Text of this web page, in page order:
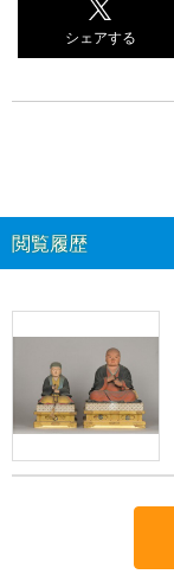
シェアする
閲覧履歴